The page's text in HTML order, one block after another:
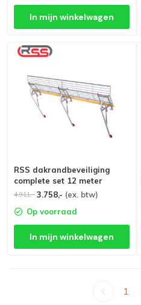
In mijn winkelwagen
RSS dakrandbeveiliging
complete set 12 meter
4.911,- 3.758,- (ex. btw)
Op voorraad
In mijn winkelwagen
1